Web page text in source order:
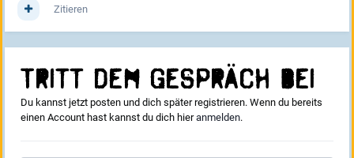
Zitieren
Tritt dem Gespräch bei
Du kannst jetzt posten und dich später registrieren. Wenn du bereits
einen Account hast kannst du dich hieranmelden.